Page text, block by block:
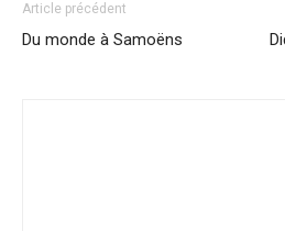
Article précédent
Du monde à Samoëns